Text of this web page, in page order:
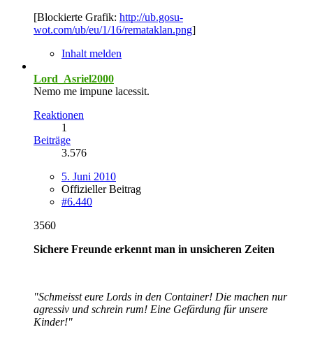
[Blockierte Grafik: http://ub.gosu-
wot.com/ub/eu/1/16/remataklan.png]
Inhalt melden
Lord_Asriel2000
Nemo me impune lacessit.
Reaktionen
1
Beiträge
3.576
5. Juni 2010
Offizieller Beitrag
#6.440
3560
Sichere Freunde erkennt man in unsicheren Zeiten
"Schmeisst eure Lords in den Container! Die machen nur
agressiv und schrein rum! Eine Gefärdung für unsere
Kinder!"